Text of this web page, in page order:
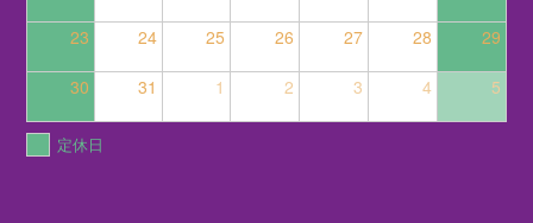
23 24 25 26 27 28 29
30 31 1 2 3 4 5
定休日